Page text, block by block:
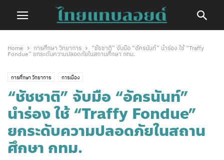
Home การศึกษา วิทยาการ
“ชัชชาติ” จับมือ “อัครนันท์” นำร่อง ใช้ “Traffy
Fondue” ยกระดับความปลอดภัยในสถานศึกษา กทม.
การศึกษา วิทยาการ การเมือง
“ชัชชาติ” จับมือ “อัครนันท์”
นำร่อง ใช้ “Traffy Fondue”
ยกระดับความปลอดภัยในสถาน
ศึกษา กทม.